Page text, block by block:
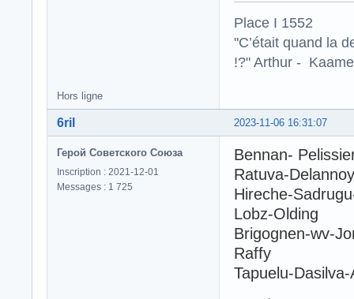
Place I 1552
"C’était quand la
!?" Arthur -
Hors ligne
2023-11-06 16:31:07
6ril
Герой Советского Союза
Inscription : 2021-12-01
Messages : 1 725
Bennan-
Ratuva-Delannoy
Hireche-
Lobz-Olding
Brigognen-wv-
Raffy
Tapuelu-